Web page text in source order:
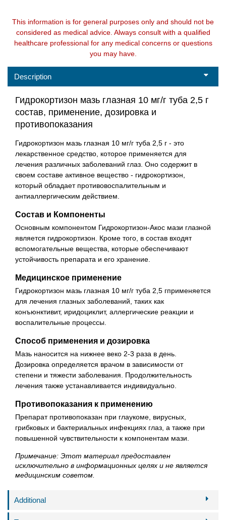
This information is for general purposes only and should not be
considered as medical advice. Always consult with a qualified
healthcare professional for any medical concerns or questions
you may have.
Description
Гидрокортизон мазь глазная 10 мг/г туба 2,5 г
состав, применение, дозировка и
противопоказания
Гидрокортизон мазь глазная 10 мг/г туба 2,5 г - это
лекарственное средство, которое применяется для
лечения различных заболеваний глаз. Оно содержит в
своем составе активное вещество - гидрокортизон,
который обладает противовоспалительным и
антиаллергическим действием.
Состав и Компоненты
Основным компонентом Гидрокортизон-Акос мази глазной
является гидрокортизон. Кроме того, в состав входят
вспомогательные вещества, которые обеспечивают
устойчивость препарата и его хранение.
Медицинское применение
Гидрокортизон мазь глазная 10 мг/г туба 2,5 гприменяется
для лечения глазных заболеваний, таких как
конъюнктивит, иридоциклит, аллергические реакции и
воспалительные процессы.
Способ применения и дозировка
Мазь наносится на нижнее веко 2-3 раза в день.
Дозировка определяется врачом в зависимости от
степени и тяжести заболевания. Продолжительность
лечения также устанавливается индивидуально.
Противопоказания к применению
Препарат противопоказан при глаукоме, вирусных,
грибковых и бактериальных инфекциях глаз, а также при
повышенной чувствительности к компонентам мази.
Примечание: Этот материал предоставлен
исключительно в информационных целях и не является
медицинским советом.
Additional